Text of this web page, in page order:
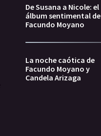
De Susana a Nicole: el
álbum sentimental de
Facundo Moyano
La noche caótica de
Facundo Moyano y
Candela Arizaga